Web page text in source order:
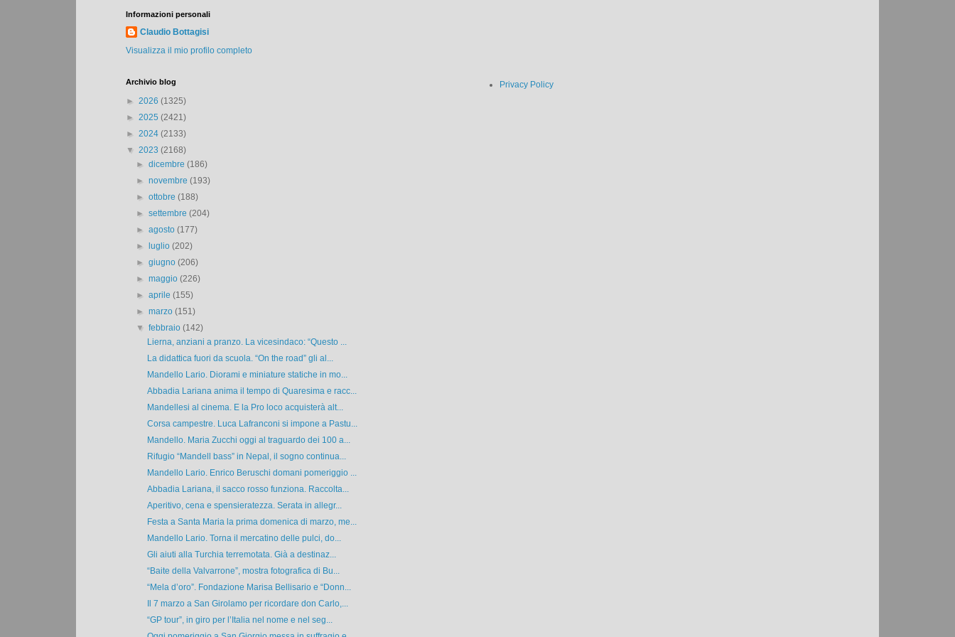
Informazioni personali
Claudio Bottagisi
Visualizza il mio profilo completo
Archivio blog
► 2026 (1325)
► 2025 (2421)
► 2024 (2133)
▼ 2023 (2168)
►dicembre(186)
►novembre(193)
►ottobre(188)
►settembre(204)
►agosto(177)
►
luglio(202)
►giugno(206)
►maggio(226)
►aprile(155)
►marzo(151)
▼febbraio(142)
Lierna, anziani a pranzo. La vicesindaco: “Questo ...
La didattica fuori da scuola. “On the road” gli al...
Mandello Lario. Diorami e miniature statiche in mo...
Abbadia Lariana anima il tempo di Quaresima e racc...
Mandellesi al cinema. E la Pro loco acquisterà alt...
Corsa campestre. Luca Lafranconi si impone a Pastu...
Mandello. Maria Zucchi oggi al traguardo dei 100 a...
Rifugio “Mandell bass” in Nepal, il sogno continua...
Mandello Lario. Enrico Beruschi domani pomeriggio ...
Abbadia Lariana, il sacco rosso funziona. Raccolta...
Aperitivo, cena e spensieratezza. Serata in allegr...
Festa a Santa Maria la prima domenica di marzo, me...
Mandello Lario. Torna il mercatino delle pulci, do...
Gli aiuti alla Turchia terremotata. Già a destinaz...
“Baite della Valvarrone”, mostra fotografica di Bu...
“Mela d’oro”. Fondazione Marisa Bellisario e “Donn...
Il 7 marzo a San Girolamo per ricordare don Carlo,...
“GP tour”, in giro per l’Italia nel nome e nel seg...
Privacy Policy